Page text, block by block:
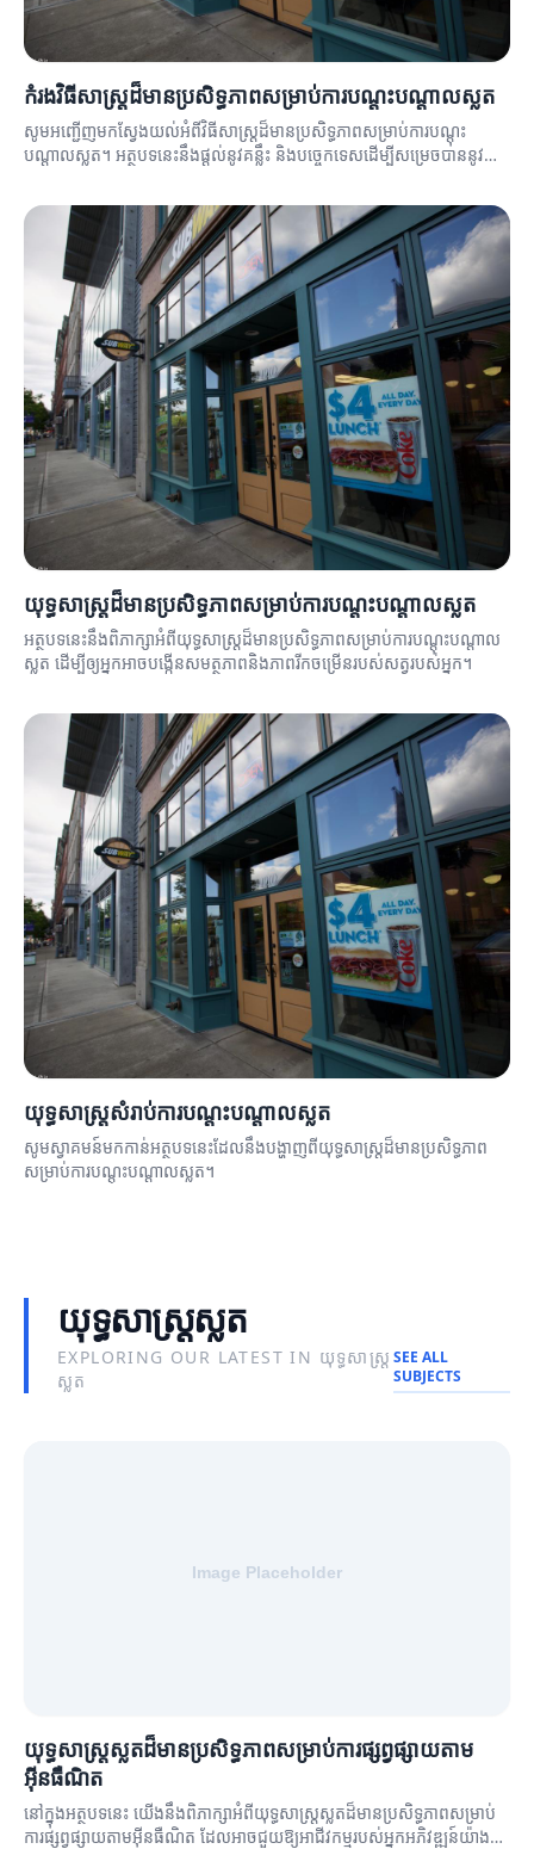
កំរងវិធីសាស្ត្រដ៏មានប្រសិទ្ធភាពសម្រាប់ការបណ្តុះបណ្តាលស្លត
សូមអញ្ជើញមកស្វែងយល់អំពីវិធីសាស្ត្រដ៏មានប្រសិទ្ធភាពសម្រាប់ការបណ្តុះ
បណ្តាលស្លត។ អត្ថបទនេះនឹងផ្តល់នូវគន្លឹះ និងបច្ចេកទេសដើម្បីសម្រេចបាននូវ
យុទ្ធសាស្ត្រដ៏មានប្រសិទ្ធភាពសម្រាប់ការបណ្តុះបណ្តាលស្លត
អត្ថបទនេះនឹងពិភាក្សាអំពីយុទ្ធសាស្ត្រដ៏មានប្រសិទ្ធភាពសម្រាប់ការបណ្តុះបណ្តាល
ស្លត ដើម្បីឲ្យអ្នកអាចបង្កើនសមត្ថភាពនិងភាពរីកចម្រើនរបស់សត្វរបស់អ្នក។
យុទ្ធសាស្ត្រសំរាប់ការបណ្តុះបណ្តាលស្លត
សូមស្វាគមន៍មកកាន់អត្ថបទនេះដែលនឹងបង្ហាញពីយុទ្ធសាស្ត្រដ៏មានប្រសិទ្ធភាព
សម្រាប់ការបណ្តុះបណ្តាលស្លត។
យុទ្ធសាស្ត្រស្លត
EXPLORING OUR LATEST IN យុទ្ធសាស្ត្រ
ស្លត
SEE ALL
SUBJECTS
យុទ្ធសាស្ត្រស្លតដ៏មានប្រសិទ្ធភាពសម្រាប់ការផ្សព្វផ្សាយតាម
អ៊ីនធឺណិត
នៅក្នុងអត្ថបទនេះ យើងនឹងពិភាក្សាអំពីយុទ្ធសាស្ត្រស្លតដ៏មានប្រសិទ្ធភាពសម្រាប់
ការផ្សព្វផ្សាយតាមអ៊ីនធឺណិត ដែលអាចជួយឱ្យអាជីវកម្មរបស់អ្នកអភិវឌ្ឍន៍យ៉ាង